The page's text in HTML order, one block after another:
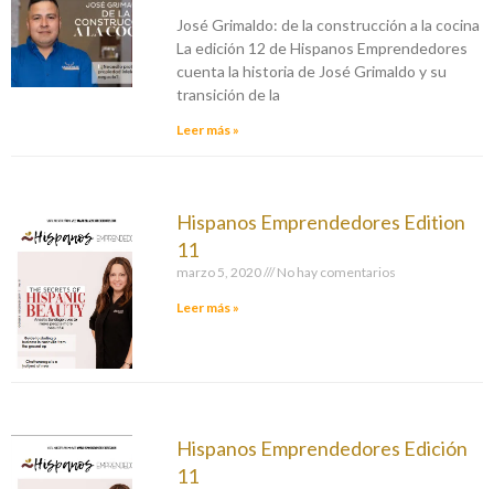
José Grimaldo: de la construcción a la cocina
La edición 12 de Hispanos Emprendedores
cuenta la historia de José Grimaldo y su
transición de la
Leer más »
Hispanos Emprendedores Edition
11
marzo 5, 2020 No hay comentarios
Leer más »
Hispanos Emprendedores Edición
11